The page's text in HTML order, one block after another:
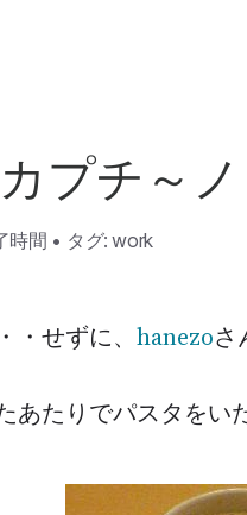
プチ～ノ
時間 • タグ:work
せずに、 hanezoさ
あたりでパスタを